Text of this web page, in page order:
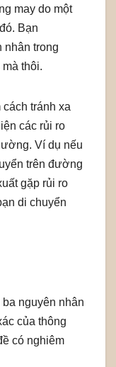
may do một
Bạn
nhân trong
thôi.
tránh xa
các rủi ro
Ví dụ nếu
trên đường
gặp rủi ro
di chuyển
nguyên nhân
của thông
có nghiêm